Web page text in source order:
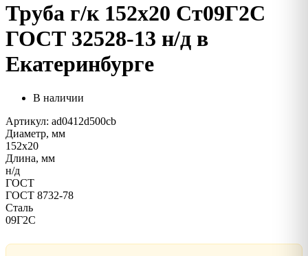
Труба г/к 152х20 Ст09Г2С
ГОСТ 32528-13 н/д в
Екатеринбурге
В наличии
Артикул: ad0412d500cb
Диаметр, мм
152х20
Длина, мм
н/д
ГОСТ
ГОСТ 8732-78
Сталь
09Г2С